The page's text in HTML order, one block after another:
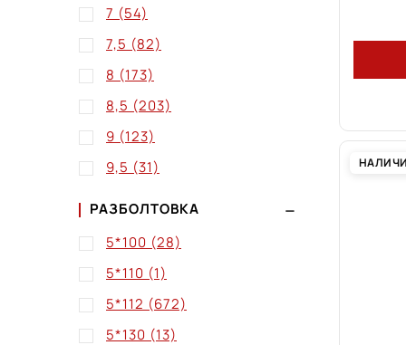
7 (54)
7,5 (82)
8 (173)
8,5 (203)
9 (123)
9,5 (31)
РАЗБОЛТОВКА
5*100 (28)
5*110 (1)
5*112 (672)
5*130 (13)